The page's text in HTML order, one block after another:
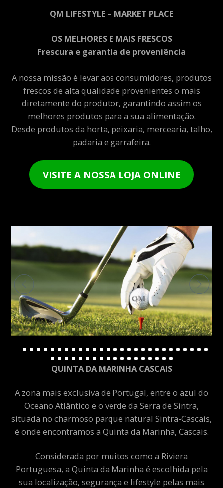
QM LIFESTYLE – MARKET PLACE
OS MELHORES E MAIS FRESCOS
Frescura e garantia de proveniência
A nossa missão é levar aos consumidores, produtos
frescos de alta qualidade provenientes o mais
diretamente do produtor, garantindo assim os
melhores produtos para a sua alimentação.
Desde produtos da horta, peixaria, mercearia, talho,
padaria e garrafeira.
VISITE A NOSSA LOJA ONLINE
QUINTA DA MARINHA CASCAIS
A zona mais exclusiva de Portugal, entre o azul do
Oceano Atlântico e o verde da Serra de Sintra,
situada no charmoso parque natural Sintra-Cascais,
é onde encontramos a Quinta da Marinha, Cascais.
Considerada por muitos como a Riviera
Portuguesa, a Quinta da Marinha é escolhida pela
sua localização, segurança e lifestyle pelas mais